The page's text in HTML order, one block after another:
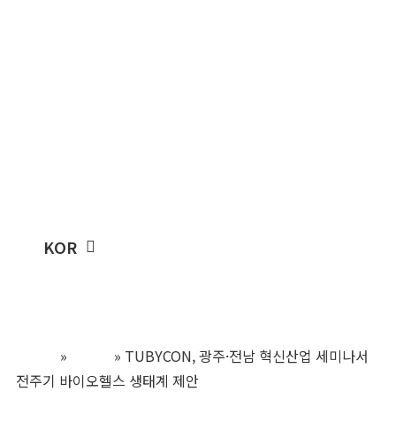
KOR
ENG
» » TUBYCON, 광주·전남 혁신산업 세미나서
전주기 바이오헬스 생태계 제안